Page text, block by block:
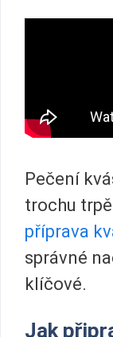
Pečení
trochu
příprava
správné
klíčové.
Jak